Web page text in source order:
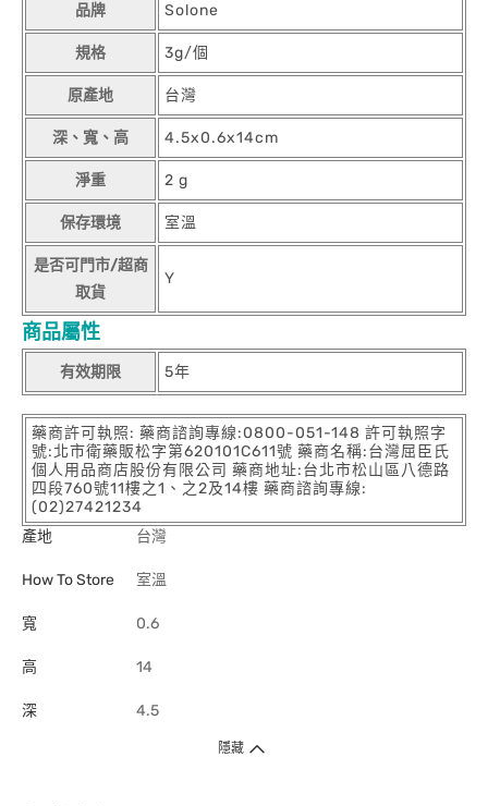
品牌 Solone
規格 3g/個
原產地 台灣
深、寬、高 4.5x0.6x14cm
淨重 2 g
保存環境 室溫
是否可門市/超商
取貨
Y
商品屬性
有效期限 5年
藥商許可執照: 藥商諮詢專線:0800-051-148 許可執照字
號:北市衛藥販松字第620101C611號 藥商名稱:台灣屈臣氏
個人用品商店股份有限公司 藥商地址:台北市松山區八德路
四段760號11樓之1、之2及14樓 藥商諮詢專線:
(02)27421234
產地
台灣
How To Store 室溫
寬 0.6
高 14
深 4.5
隱藏